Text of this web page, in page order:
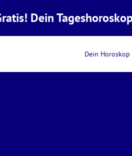
Dein Horoskop
Dein